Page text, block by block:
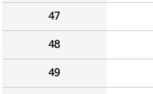
47
48
49